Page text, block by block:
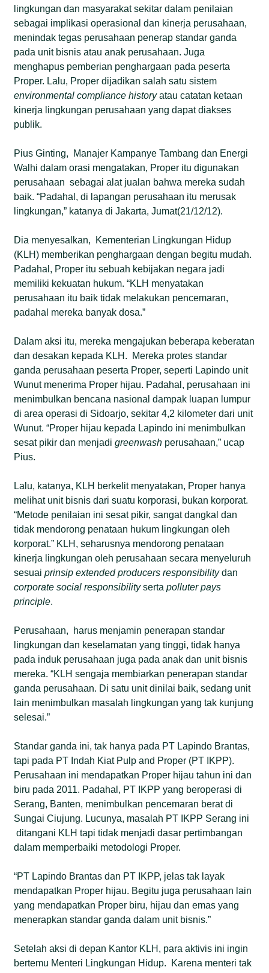
lingkungan dan masyarakat sekitar dalam penilaian
sebagai implikasi operasional dan kinerja perusahaan,
menindak tegas perusahaan penerap standar ganda
pada unit bisnis atau anak perusahaan. Juga
menghapus pemberian penghargaan pada peserta
Proper. Lalu, Proper dijadikan salah satu sistem
environmental compliance historyatau catatan ketaan
kinerja lingkungan perusahaan yang dapat diakses
publik.
Pius Ginting, Manajer Kampanye Tambang dan Energi
Walhi dalam orasi mengatakan, Proper itu digunakan
perusahaan sebagai alat jualan bahwa mereka sudah
baik. “Padahal, di lapangan perusahaan itu merusak
lingkungan,” katanya di Jakarta, Jumat(21/12/12).
Dia menyesalkan, Kementerian Lingkungan Hidup
(KLH) memberikan penghargaan dengan begitu mudah.
Padahal, Proper itu sebuah kebijakan negara jadi
memiliki kekuatan hukum. “KLH menyatakan
perusahaan itu baik tidak melakukan pencemaran,
padahal mereka banyak dosa.”
Dalam aksi itu, mereka mengajukan beberapa keberatan
dan desakan kepada KLH.
Mereka protes standar
ganda perusahaan peserta Proper, seperti Lapindo unit
Wunut menerima Proper hijau. Padahal, perusahaan ini
menimbulkan bencana nasional dampak luapan lumpur
di area operasi di Sidoarjo, sekitar 4,2 kilometer dari unit
Wunut. “Proper hijau kepada Lapindo ini menimbulkan
sesat pikir dan menjadigreenwash perusahaan,” ucap
Pius.
Lalu, katanya, KLH berkelit menyatakan, Proper hanya
melihat unit bisnis dari suatu korporasi, bukan korporat.
“Metode penilaian ini sesat pikir, sangat dangkal dan
tidak mendorong penataan hukum lingkungan oleh
korporat.” KLH, seharusnya mendorong penataan
kinerja lingkungan oleh perusahaan secara menyeluruh
sesuaiprinsip extended producers responsibilitydan
corporate social responsibilitysertapolluter pays
principle.
Perusahaan, harus menjamin penerapan standar
lingkungan dan keselamatan yang tinggi, tidak hanya
pada induk perusahaan juga pada anak dan unit bisnis
mereka. “KLH sengaja membiarkan penerapan standar
ganda perusahaan. Di satu unit dinilai baik, sedang unit
lain menimbulkan masalah lingkungan yang tak kunjung
selesai.”
Standar ganda ini, tak hanya pada PT Lapindo Brantas,
tapi pada PT Indah Kiat Pulp and Proper (PT IKPP).
Perusahaan ini mendapatkan Proper hijau tahun ini dan
biru pada 2011. Padahal, PT IKPP yang beroperasi di
Serang, Banten, menimbulkan pencemaran berat di
Sungai Ciujung. Lucunya, masalah PT IKPP Serang ini
ditangani KLH tapi tidak menjadi dasar pertimbangan
dalam memperbaiki metodologi Proper.
“PT Lapindo Brantas dan PT IKPP, jelas tak layak
mendapatkan Proper hijau. Begitu juga perusahaan lain
yang mendapatkan Proper biru, hijau dan emas yang
menerapkan standar ganda dalam unit bisnis.”
Setelah aksi di depan Kantor KLH, para aktivis ini ingin
bertemu Menteri Lingkungan Hidup. Karena menteri tak